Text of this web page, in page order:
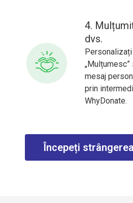
4.
dvs.
mesaj
prin
WhyDonate.
Începeți